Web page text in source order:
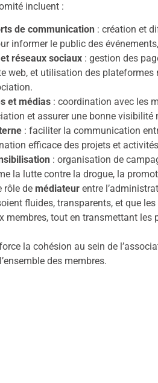
incluent :
de communication : création et
informer le public des
réseaux sociaux : gestion des
web, et utilisation des
et médias : coordination avec les
et assurer une bonne
: faciliter la communication
efficace des projets et
: organisation de
la lutte contre la drogue, la
rôle de médiateur entre
fluides, transparents, et que
membres, tout en transmettant les
la cohésion au sein de
des membres.